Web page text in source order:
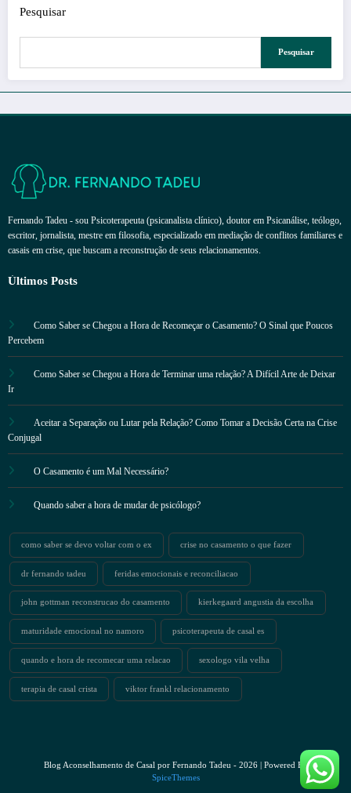
Pesquisar
Pesquisar
Fernando Tadeu - sou Psicoterapeuta (psicanalista clínico), doutor em Psicanálise, teólogo,
escritor, jornalista, mestre em filosofia, especializado em mediação de conflitos familiares e
casais em crise, que buscam a reconstrução de seus relacionamentos.
Últimos Posts
Como Saber se Chegou a Hora de Recomeçar o Casamento? O Sinal que Poucos
Percebem
Como Saber se Chegou a Hora de Terminar uma relação? A Difícil Arte de Deixar
Ir
Aceitar a Separação ou Lutar pela Relação? Como Tomar a Decisão Certa na Crise
Conjugal
O Casamento é um Mal Necessário?
Quando saber a hora de mudar de psicólogo?
como saber se devo voltar com o ex crise no casamento o que fazer
dr fernando tadeu feridas emocionais e reconciliacao
john gottman reconstrucao do casamento kierkegaard angustia da escolha
maturidade emocional no namoro psicoterapeuta de casal es
quando e hora de recomecar uma relacao sexologo vila velha
terapia de casal crista viktor frankl relacionamento
Blog Aconselhamento de Casal por Fernando Tadeu - 2026 | Powered By
SpiceThemes